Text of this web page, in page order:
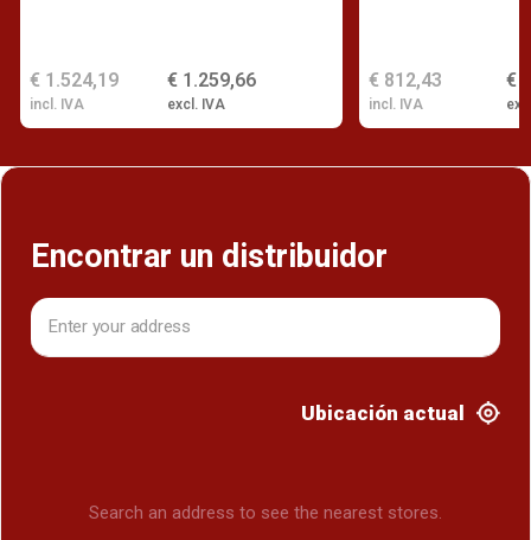
€ 1.259,66
excl. IVA
€ 1.524,19
incl. IVA
€
€ 812,43
incl. IVA
Encontrar un distribuidor
Ubicación actual
Search an address to see the nearest stores.